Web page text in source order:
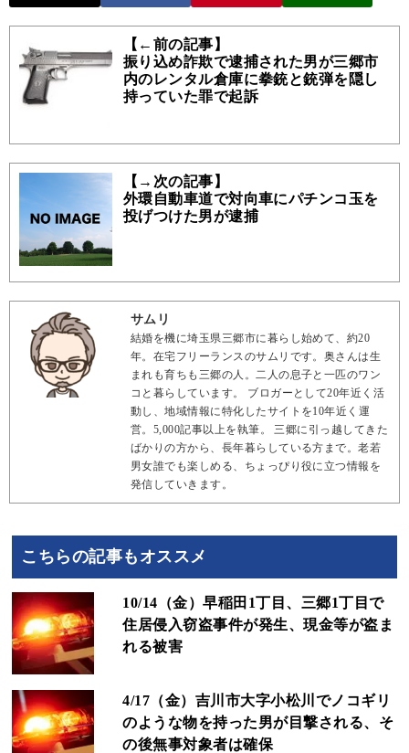
【←前の記事】
振り込め詐欺で逮捕された男が三郷市
内のレンタル倉庫に拳銃と銃弾を隠し
持っていた罪で起訴
【→次の記事】
外環自動車道で対向車にパチンコ玉を
投げつけた男が逮捕
サムリ
結婚を機に埼玉県三郷市に暮らし始めて、約20
年。在宅フリーランスのサムリです。奥さんは生
まれも育ちも三郷の人。二人の息子と一匹のワン
コと暮らしています。 ブロガーとして20年近く活
動し、地域情報に特化したサイトを10年近く運
営。5,000記事以上を執筆。 三郷に引っ越してきた
ばかりの方から、長年暮らしている方まで。老若
男女誰でも楽しめる、ちょっぴり役に立つ情報を
発信していきます。
こちらの記事もオススメ
10/14（金）早稲田1丁目、三郷1丁目で
住居侵入窃盗事件が発生、現金等が盗ま
れる被害
4/17（金）吉川市大字小松川でノコギリ
のような物を持った男が目撃される、そ
の後無事対象者は確保